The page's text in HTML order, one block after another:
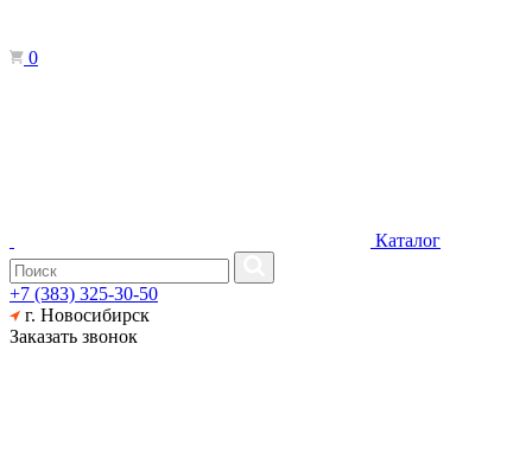
0
Каталог
+7 (383) 325-30-50
г. Новосибирск
Заказать звонок